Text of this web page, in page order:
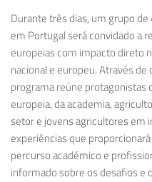
Durante três dias, um grupo
em Portugal será convidado a
europeias com impacto direto
nacional e europeu. Através
programa reúne protagonistas
europeia, da academia,
setore jovens agricultores em
experiências que
percurso académico e
informado sobre os desafios e